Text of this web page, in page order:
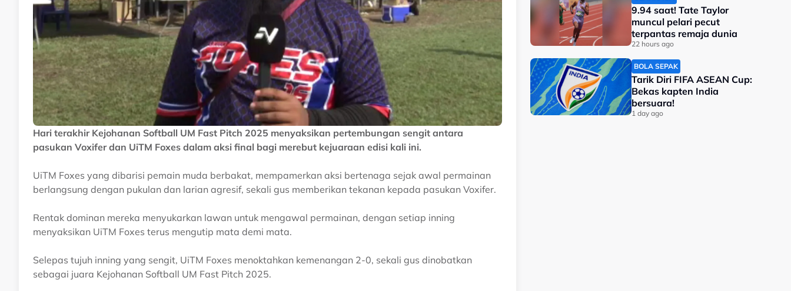
Hari terakhir Kejohanan Softball UM Fast Pitch 2025 menyaksikan pertembungan sengit antara
pasukan Voxifer dan UiTM Foxes dalam aksi final bagi merebut kejuaraan edisi kali ini.
UiTM Foxes yang dibarisi pemain muda berbakat, mempamerkan aksi bertenaga sejak awal permainan
berlangsung dengan pukulan dan larian agresif, sekali gus memberikan tekanan kepada pasukan Voxifer.
Rentak dominan mereka menyukarkan lawan untuk mengawal permainan, dengan setiap inning
menyaksikan UiTM Foxes terus mengutip mata demi mata.
Selepas tujuh inning yang sengit, UiTM Foxes menoktahkan kemenangan 2-0, sekali gus dinobatkan
sebagai juara Kejohanan Softball UM Fast Pitch 2025.
9.94 saat! Tate Taylor
muncul pelari pecut
terpantas remaja dunia
22 hours ago
BOLA SEPAK
Tarik Diri FIFA ASEAN Cup:
Bekas kapten India
bersuara!
1 day ago